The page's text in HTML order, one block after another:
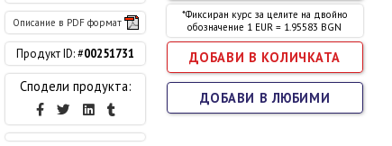
Описание в PDF формат
Продукт ID: #00251731
Сподели продукта:
*Фиксиран курс за целите на двойно
обозначение 1 EUR = 1.95583 BGN
ДОБАВИ В ЛЮБИМИ